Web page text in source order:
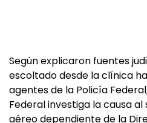
Según explicaron fuentes
escoltado desde la clínica
agentes de la Policía
Federal investiga la causa
aéreo dependiente de la